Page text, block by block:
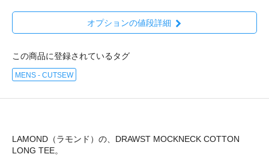
オプションの値段詳細
この商品に登録されているタグ
MENS - CUTSEW
LAMOND（ラモンド）の、DRAWST MOCKNECK COTTON
LONG TEE。